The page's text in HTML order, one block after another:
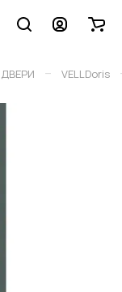
– VELLDoris